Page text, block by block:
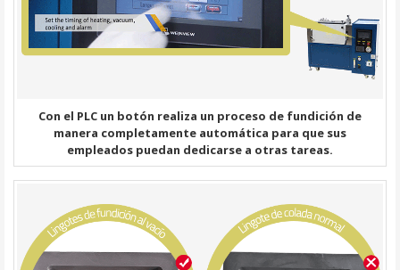
Con el PLC un botón realiza un proceso de fundición de
manera completamente automática para que sus
empleados puedan dedicarse a otras tareas.